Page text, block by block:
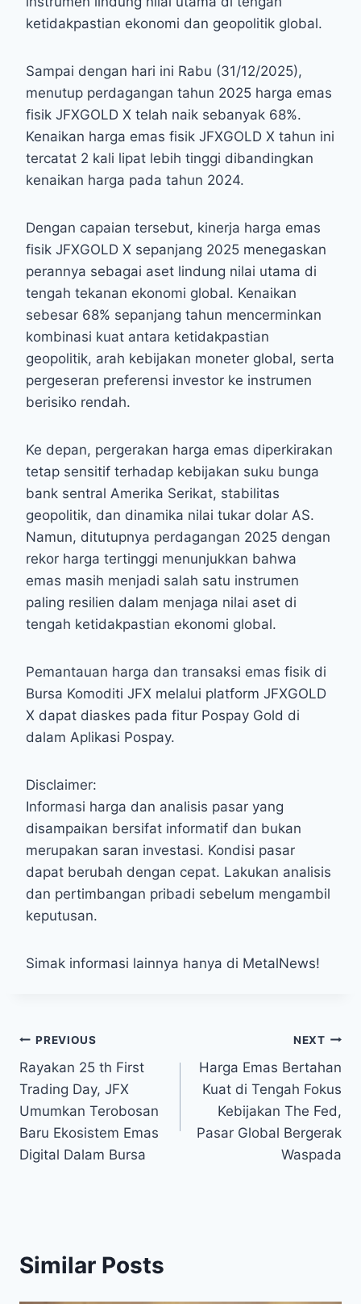
ketidakpastian ekonomi dan geopolitik global.
Sampai dengan hari ini Rabu (31/12/2025),
menutup perdagangan tahun 2025 harga emas
fisik JFXGOLD X telah naik sebanyak 68%.
Kenaikan harga emas fisik JFXGOLD X tahun ini
tercatat 2 kali lipat lebih tinggi dibandingkan
kenaikan harga pada tahun 2024.
Dengan capaian tersebut, kinerja harga emas
fisik JFXGOLD X sepanjang 2025 menegaskan
perannya sebagai aset lindung nilai utama di
tengah tekanan ekonomi global. Kenaikan
sebesar 68% sepanjang tahun mencerminkan
kombinasi kuat antara ketidakpastian
geopolitik, arah kebijakan moneter global, serta
pergeseran preferensi investor ke instrumen
berisiko rendah.
Ke depan, pergerakan harga emas diperkirakan
tetap sensitif terhadap kebijakan suku bunga
bank sentral Amerika Serikat, stabilitas
geopolitik, dan dinamika nilai tukar dolar AS.
Namun, ditutupnya perdagangan 2025 dengan
rekor harga tertinggi menunjukkan bahwa
emas masih menjadi salah satu instrumen
paling resilien dalam menjaga nilai aset di
tengah ketidakpastian ekonomi global.
Pemantauan harga dan transaksi emas fisik di
Bursa Komoditi JFX melalui platform JFXGOLD
X dapat diaskes pada fitur Pospay Gold di
dalam Aplikasi Pospay.
Disclaimer:
Informasi harga dan analisis pasar yang
disampaikan bersifat informatif dan bukan
merupakan saran investasi. Kondisi pasar
dapat berubah dengan cepat. Lakukan analisis
dan pertimbangan pribadi sebelum mengambil
keputusan.
Simak informasi lainnya hanya di MetalNews!
Post
navigation
PREVIOUS
Rayakan 25 th First
Trading Day, JFX
Umumkan Terobosan
Baru Ekosistem Emas
Digital Dalam Bursa
NEXT
Harga Emas Bertahan
Kuat di Tengah Fokus
Kebijakan The Fed,
Pasar Global Bergerak
Waspada
Similar Posts